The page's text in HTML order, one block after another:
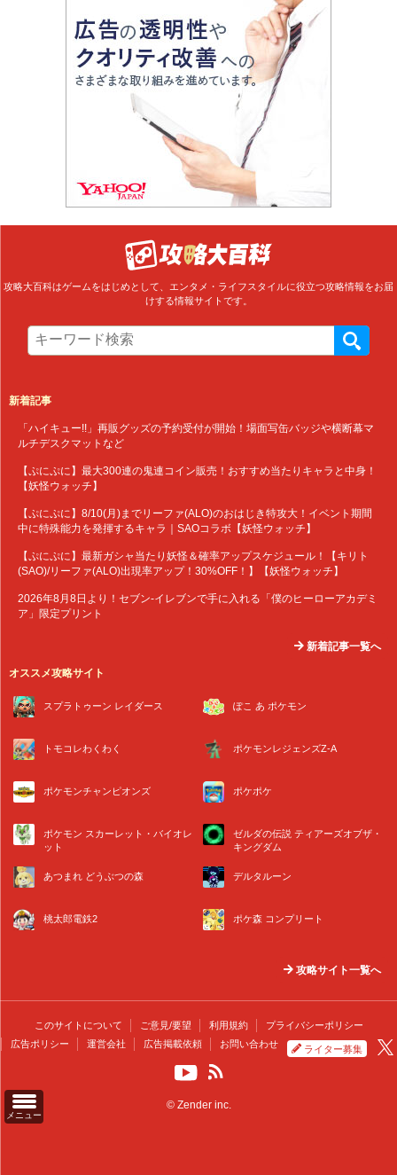
メニュー
攻略大百科はゲームをはじめとして、エンタメ・ライフスタイルに役立つ攻略情報をお届
けする情報サイトです。
新着記事
「ハイキュー!!」再販グッズの予約受付が開始！場面写缶バッジや横断幕マ
ルチデスクマットなど
【ぷにぷに】最大300連の鬼連コイン販売！おすすめ当たりキャラと中身！
【妖怪ウォッチ】
【ぷにぷに】8/10(月)までリーファ(ALO)のおはじき特攻大！イベント期間
中に特殊能力を発揮するキャラ｜SAOコラボ【妖怪ウォッチ】
【ぷにぷに】最新ガシャ当たり妖怪＆確率アップスケジュール！【キリト
(SAO)/リーファ(ALO)出現率アップ！30%OFF！】【妖怪ウォッチ】
2026年8月8日より！セブン‐イレブンで手に入れる「僕のヒーローアカデミ
ア」限定プリント
新着記事一覧へ
オススメ攻略サイト
スプラトゥーン レイダース ぽこ あ ポケモン
トモコレわくわく ポケモンレジェンズZ-A
ポケモンチャンピオンズ ポケポケ
ポケモン スカーレット・バイオレ
ット
ゼルダの伝説 ティアーズオブザ・
キングダム
あつまれ どうぶつの森 デルタルーン
桃太郎電鉄2 ポケ森 コンプリート
攻略サイト一覧へ
このサイトについて ご意見/要望 利用規約
プライバシーポリシー
広告ポリシー
運営会社 広告掲載依頼 お問い合わせ ライター募集
© Zender inc.